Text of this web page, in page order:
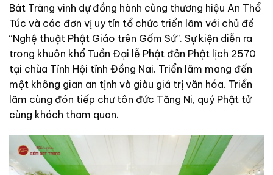
Bát Tràng vinh dự đồng hành cùng thương hiệu An Thổ
Túc và các đơn vị uy tín tổ chức triển lãm với chủ đề
“Nghệ thuật Phật Giáo trên Gốm Sứ”. Sự kiện diễn ra
trong khuôn khổ Tuần Đại lễ Phật đản Phật lịch 2570
tại chùa Tỉnh Hội tỉnh Đồng Nai. Triển lãm mang đến
một không gian an tịnh và giàu giá trị văn hóa. Triển
lãm cùng đón tiếp chư tôn đức Tăng Ni, quý Phật tử
cùng khách tham quan.